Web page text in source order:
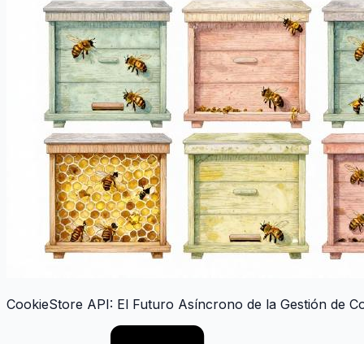
CookieStore API: El Futuro Asíncrono de la Gestión de